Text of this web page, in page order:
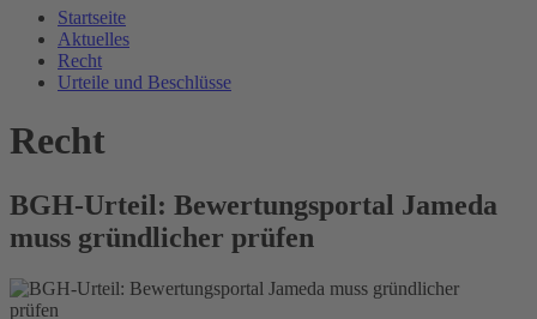
Startseite
Aktuelles
Recht
Urteile und Beschlüsse
Recht
BGH-Urteil: Bewertungsportal Jameda
muss gründlicher prüfen